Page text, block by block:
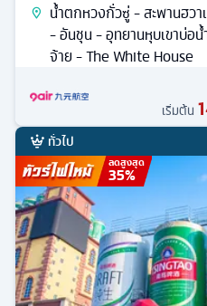
น้ำตกหวงกั่วซู่ - สะพานฮว
- อันชุน - อุทยานหุบเขาบ่อ
จ้าย - The White House
เริ่มต้น
ทั่วไป
ลดสูงสุด
35%